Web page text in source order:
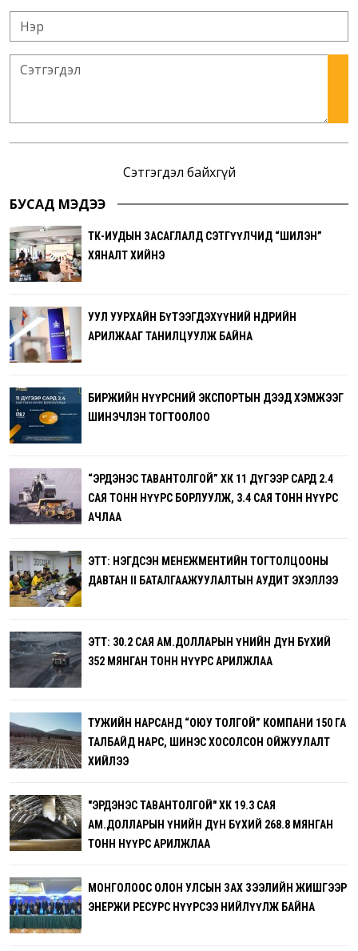
Сэтгэгдэл байхгүй
БУСАД МЭДЭЭ
ТӨК-ИУДЫН ЗАСАГЛАЛД СЭТГҮҮЛЧИД “ШИЛЭН”
ХЯНАЛТ ХИЙНЭ
УУЛ УУРХАЙН БҮТЭЭГДЭХҮҮНИЙ ӨНӨӨДРИЙН
АРИЛЖААГ ТАНИЛЦУУЛЖ БАЙНА
БИРЖИЙН НҮҮРСНИЙ ЭКСПОРТЫН ДЭЭД ХЭМЖЭЭГ
ШИНЭЧЛЭН ТОГТООЛОО
“ЭРДЭНЭС ТАВАНТОЛГОЙ” ХК 11 ДҮГЭЭР САРД 2.4
САЯ ТОНН НҮҮРС БОРЛУУЛЖ, 3.4 САЯ ТОНН НҮҮРС
АЧЛАА
ЭТТ: НЭГДСЭН МЕНЕЖМЕНТИЙН ТОГТОЛЦООНЫ
ДАВТАН II БАТАЛГААЖУУЛАЛТЫН АУДИТ ЭХЭЛЛЭЭ
ЭТТ: 30.2 САЯ АМ.ДОЛЛАРЫН ҮНИЙН ДҮН БҮХИЙ
352 МЯНГАН ТОНН НҮҮРС АРИЛЖЛАА
ТУЖИЙН НАРСАНД “ОЮУ ТОЛГОЙ” КОМПАНИ 150 ГА
ТАЛБАЙД НАРС, ШИНЭС ХОСОЛСОН ОЙЖУУЛАЛТ
ХИЙЛЭЭ
"ЭРДЭНЭС ТАВАНТОЛГОЙ" ХК 19.3 САЯ
АМ.ДОЛЛАРЫН ҮНИЙН ДҮН БҮХИЙ 268.8 МЯНГАН
ТОНН НҮҮРС АРИЛЖЛАА
МОНГОЛООС ОЛОН УЛСЫН ЗАХ ЗЭЭЛИЙН ЖИШГЭЭР
ЭНЕРЖИ РЕСУРС НҮҮРСЭЭ НИЙЛҮҮЛЖ БАЙНА